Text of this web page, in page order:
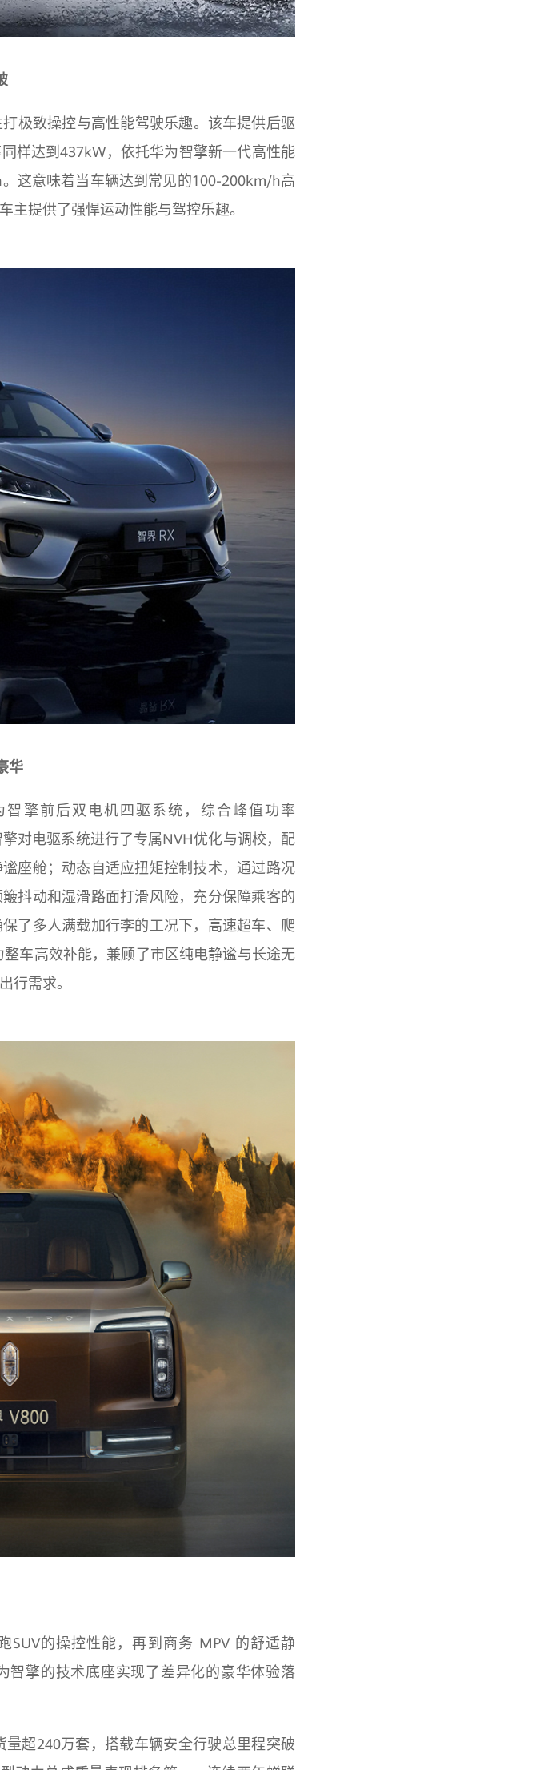
极致操控与高性能驾驶乐趣。该车提供后驱
样达到437kW，依托华为智擎新一代高性能
这意味着当车辆达到常见的100-200km/h高
主提供了强悍运动性能与驾控乐趣。
华
擎前后双电机四驱系统，综合峰值功率
对电驱系统进行了专属NVH优化与调校，配
座舱；动态自适应扭矩控制技术，通过路况
抖动和湿滑路面打滑风险，充分保障乘客的
了多人满载加行李的工况下，高速超车、爬
车高效补能，兼顾了市区纯电静谧与长途无
行需求。
SUV的操控性能，再到商务 MPV 的舒适静
智擎的技术底座实现了差异化的豪华体验落
超240万套，搭载车辆安全行驶总里程突破